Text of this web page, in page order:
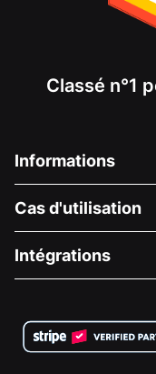
Classé n°1
Informations
À propos de nous
Carrières
Confidentialité
Cas d'utilisation
Collecte de fonds
Collecte de fonds
Intégrations
Plugin de don Wix